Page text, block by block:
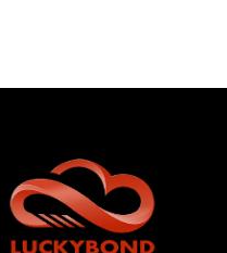
Công ty đã đạt được
chúng tôi tập trung vào
hưởng lợi từ giao tiếp